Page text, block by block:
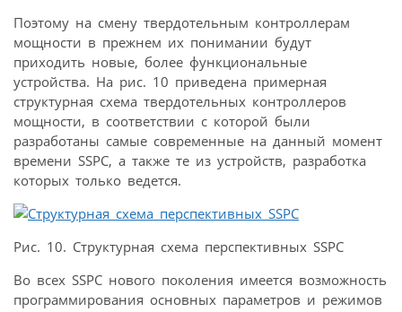
Поэтому на смену твердотельным контроллерам
мощности в прежнем их понимании будут
приходить новые, более функциональные
устройства. На рис. 10 приведена примерная
структурная схема твердотельных контроллеров
мощности, в соответствии с которой были
разработаны самые современные на данный момент
времени SSPC, а также те из устройств, разработка
которых только ведется.
Рис. 10. Структурная схема перспективных SSPC
Во всех SSPC нового поколения имеется возможность
программирования основных параметров и режимов